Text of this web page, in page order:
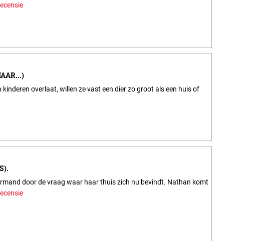
overlaat, willen ze vast een dier zo groot als een huis of
door de vraag waar haar thuis zich nu bevindt. Nathan komt